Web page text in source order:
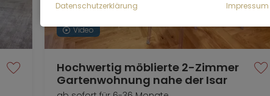
Video
Hochwertig möblierte 2-Zimmer
Gartenwohnung nahe der Isar
Datenschutzerklärung Impressum